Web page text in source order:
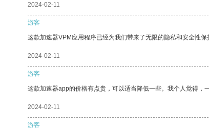
2024-02-11
游客
这款加速器VPM应用程序已经为我们带来了无限的隐私和安全性保
2024-02-11
游客
这款加速器app的价格有点贵，可以适当降低一些。我个人觉得，
2024-02-11
游客